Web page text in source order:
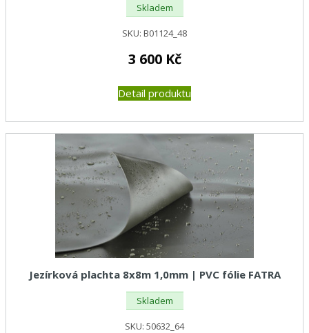
Skladem
SKU: B01124_48
3 600 Kč
Detail produktu
Jezírková plachta 8x8m 1,0mm | PVC fólie FATRA
Skladem
SKU: 50632_64